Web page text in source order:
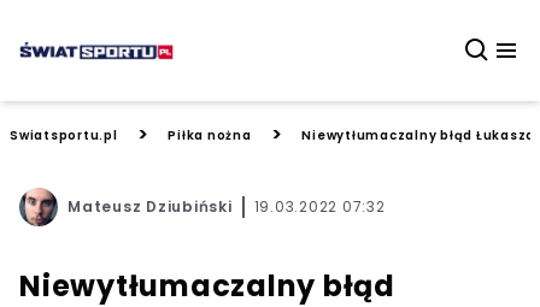
Swiatsportu.pl > Piłka nożna > Niewytłumaczalny błąd
Mateusz Dziubiński 19.03.2022 07:32
Niewytłumaczalny błąd